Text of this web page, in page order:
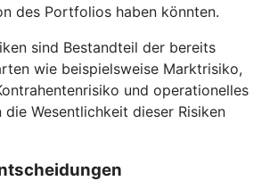
des Portfolios haben könnten.
sind Bestandteil der bereits
wie beispielsweise Marktrisiko,
und operationelles
die Wesentlichkeit dieser Risiken